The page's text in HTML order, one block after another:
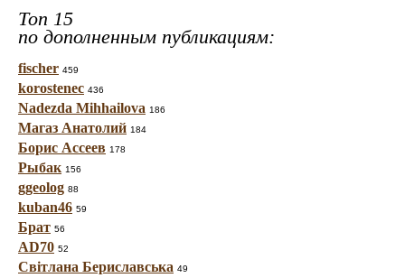
Топ 15
по дополненным публикациям:
fischer 459
korostenec 436
Nadezda Mihhailova 186
Магаз Анатолий 184
Борис Ассеев 178
Рыбак 156
ggeolog 88
kuban46 59
Брат 56
AD70 52
Світлана Бериславська 49